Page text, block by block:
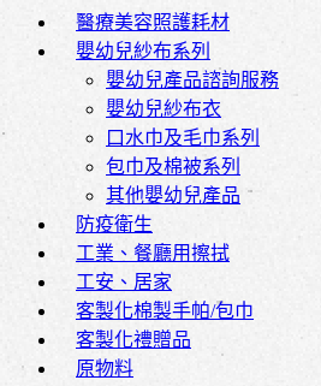
醫療美容照護耗材
嬰幼兒紗布系列
嬰幼兒產品諮詢服務
嬰幼兒紗布衣
口水巾及毛巾系列
包巾及棉被系列
其他嬰幼兒產品
防疫衛生
工業、餐廳用擦拭
工安、居家
客製化棉製手帕/包巾
客製化禮贈品
原物料